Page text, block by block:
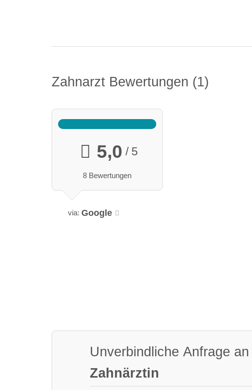
Zahnarzt Bewertungen 1
5,0 / 5
8 Bewertungen
via: Google
Unverbindliche Anfrage an
Zahnärztin